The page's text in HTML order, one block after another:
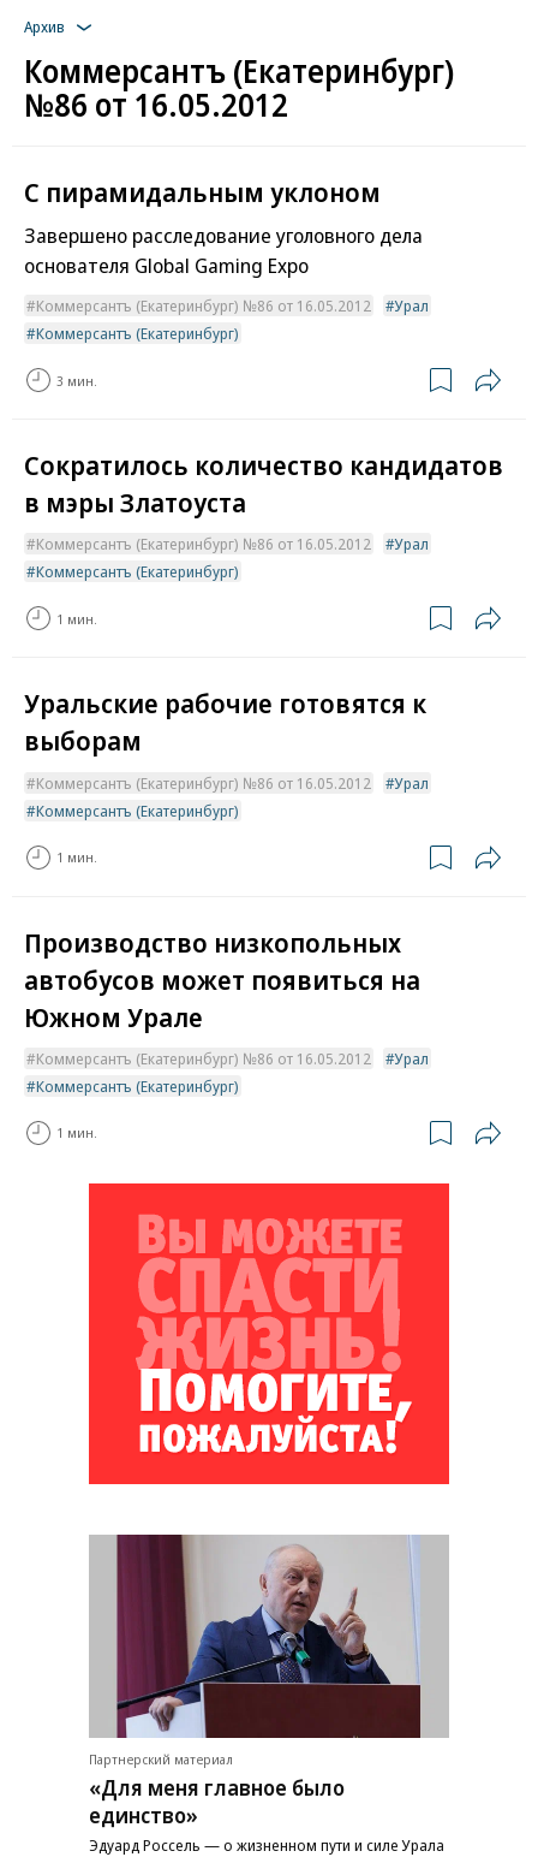
Архив
Коммерсантъ (Екатеринбург)
№86 от 16.05.2012
С пирамидальным уклоном
Завершено расследование уголовного дела
основателя Global Gaming Expo
Коммерсантъ (Екатеринбург) №86 от 16.05.2012
Урал
Коммерсантъ (Екатеринбург)
3 мин.
Сократилось количество кандидатов
в мэры Златоуста
Коммерсантъ (Екатеринбург) №86 от 16.05.2012
Урал
Коммерсантъ (Екатеринбург)
1 мин.
Уральские рабочие готовятся к
выборам
Коммерсантъ (Екатеринбург) №86 от 16.05.2012
Урал
Коммерсантъ (Екатеринбург)
1 мин.
Производство низкопольных
автобусов может появиться на
Южном Урале
Коммерсантъ (Екатеринбург) №86 от 16.05.2012
Урал
Коммерсантъ (Екатеринбург)
1 мин.
Партнерский материал
«Для меня главное было
единство»
Эдуард Россель — о жизненном пути и силе Урала